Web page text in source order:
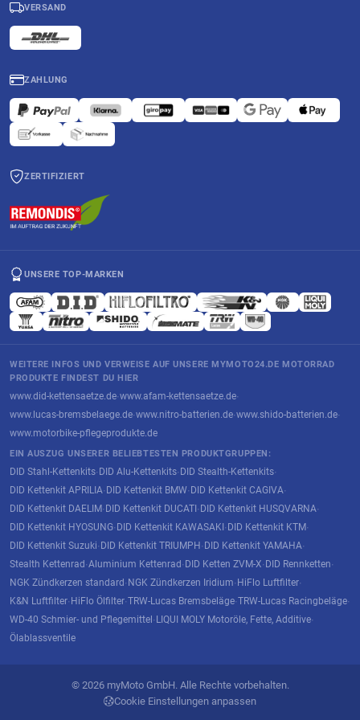
VERSAND
ZAHLUNG
ZERTIFIZIERT
UNSERE TOP-MARKEN
WEITERE INFOS UND VERWEISE AUF UNSERE MYMOTO24.DE MOTORRAD
PRODUKTE FINDEST DU HIER
www.did-kettensaetze.de·www.afam-kettensaetze.de·
www.lucas-bremsbelaege.de·www.nitro-batterien.de·www.shido-batterien.de·
www.motorbike-pflegeprodukte.de
EIN AUSZUG UNSERER BELIEBTESTEN PRODUKTGRUPPEN:
DID Stahl-Kettenkits· DID Alu-Kettenkits· DID Stealth-Kettenkits·
DID Kettenkit APRILIA· DID Kettenkit BMW· DID Kettenkit CAGIVA·
DID Kettenkit DAELIM· DID Kettenkit DUCATI· DID Kettenkit HUSQVARNA·
DID Kettenkit HYOSUNG· DID Kettenkit KAWASAKI· DID Kettenkit KTM·
DID Kettenkit Suzuki· DID Kettenkit TRIUMPH· DID Kettenkit YAMAHA·
Stealth Kettenrad·Aluminium Kettenrad· DID Ketten ZVM-X· DID Rennketten·
NGK Zündkerzen standard· NGK Zündkerzen Iridium· HiFlo Luftfilter·
K&N Luftfilter· HiFlo Ölfilter·TRW-Lucas Bremsbeläge·TRW-Lucas Racingbeläge·
WD-40 Schmier- und Pflegemittel· LIQUI MOLY Motoröle, Fette, Additive·
Ölablassventile
© 2026 myMoto GmbH. Alle Rechte vorbehalten.
Cookie Einstellungen anpassen